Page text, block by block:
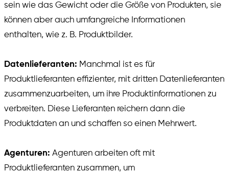
sein wie das Gewicht oder die Größe von Produkten, sie
können aber auch umfangreiche Informationen
enthalten, wie z. B. Produktbilder.
Datenlieferanten: Manchmal ist es für
Produktlieferanten effizienter, mit dritten Datenlieferanten
zusammenzuarbeiten, um ihre Produktinformationen zu
verbreiten. Diese Lieferanten reichern dann die
Produktdaten an und schaffen so einen Mehrwert.
Agenturen: Agenturen arbeiten oft mit
Produktlieferanten zusammen, um